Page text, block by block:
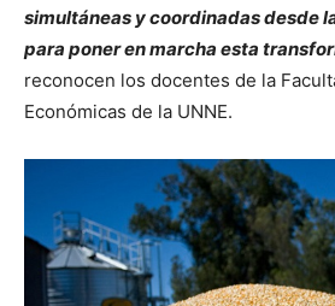
simultáneas y coordinadas desde
para poner en marcha esta
reconocen los docentes de la
Económicas de la UNNE.